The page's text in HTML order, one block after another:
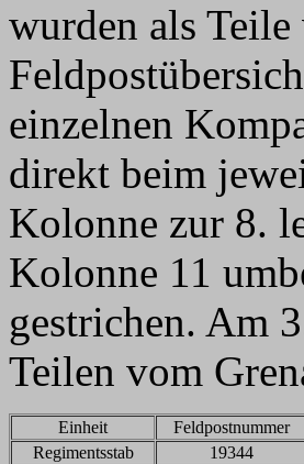
wurden als
einzelnen
direkt beim
Kolonne zur 8.
Kolonne 11
gestrichen. Am
Teilen vom
Einheit Feldpostnummer
Regimentsstab
19344